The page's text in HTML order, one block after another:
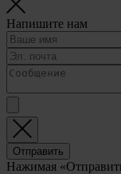
Напишите нам
Отправить
Нажимая